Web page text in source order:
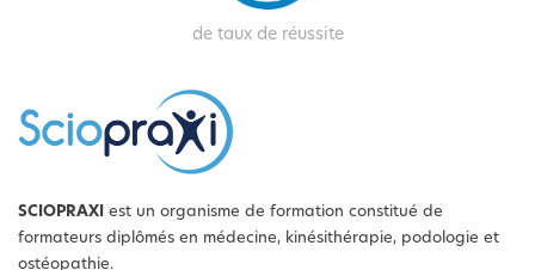
de taux de réussite
SCIOPRAXI
est un organisme de formation constitué de
formateurs diplômés en médecine, kinésithérapie, podologie et
ostéopathie.